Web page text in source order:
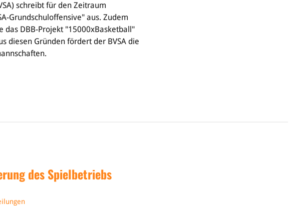
schreibt für den Zeitraum
Grundschuloffensive" aus. Zudem
das DBB-Projekt "15000xBasketball"
diesen Gründen fördert der BVSA die
des Spielbetriebs